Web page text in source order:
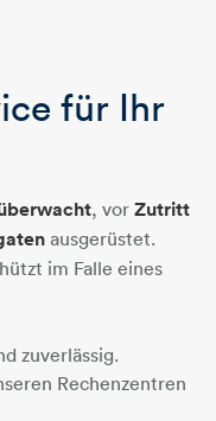
hoch-plusfür Ihr
, vor Zutritt
ausgerüstet.
im Falle eines
zuverlässig.
Rechenzentren